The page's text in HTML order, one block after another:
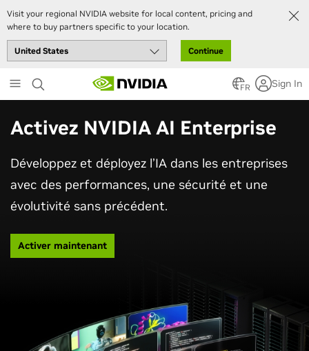
Visit your regional NVIDIA website for local content, pricing and
where to buy partners specific to your location.
Continue
to
main
FR Sign In
Activez NVIDIA AI Enterprise
Développez et déployez l’IA dans les entreprises
avec des performances, une sécurité et une
évolutivité sans précédent.
Activer maintenant